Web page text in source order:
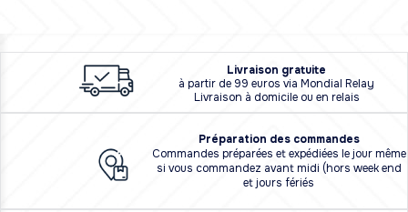
Livraison gratuite
à partir de 99 euros via Mondial Relay
Livraison à domicile ou en relais
Préparation des commandes
Commandes préparées et expédiées le jour même
si vous commandez avant midi (hors week end
et jours fériés